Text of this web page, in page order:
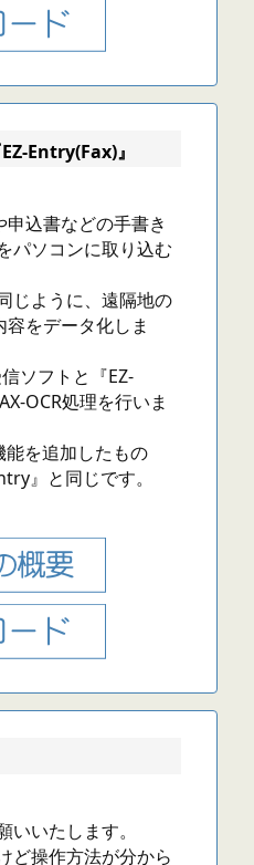
Entry(Fax)』
申込書などの手書き
パソコンに取り込む
じように、遠隔地の
をデータ化しま
信ソフトと『EZ-
OCR処理を行いま
能を追加したもの
』と同じです。
いたします。
ど操作方法が分から